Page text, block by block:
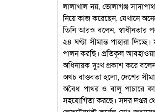
লালাখাল নয়, ভোলাগঞ্জ
নিয়ে কাজ করেছেন, যেখানে
তিনি আরও বলেন, স্বাধীনতার
২৪ ঘণ্টা সীমান্ত পাহারা
পালন করছি। প্রতিকূল
অধিনায়ক দুঃখ প্রকাশ করে বলেন,
অথচ বাস্তবতা হলো, দেশের
অবৈধ পাথর ও বালু পাচারে
সহযোগিতা করছে। সদর দপ্তর